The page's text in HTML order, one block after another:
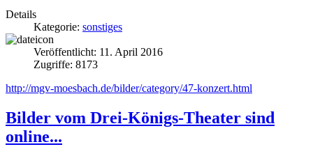
Details
Kategorie: sonstiges
Veröffentlicht: 11. April 2016
Zugriffe: 8173
http://mgv-moesbach.de/bilder/category/47-konzert.html
Bilder vom Drei-Königs-Theater sind
online...